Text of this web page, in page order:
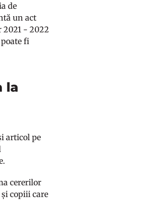
de
un act
- 2022
fi
la
articol pe
cererilor
copiii care